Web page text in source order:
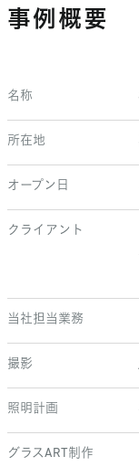
事例概要
名称
所在地
オープン日
クライアント
当社担当業務
撮影
照明計画
グラスART制作